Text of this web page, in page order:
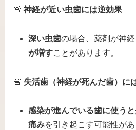
🚨 神経が近い虫歯には逆効果
深い虫歯の場合、薬剤が神
が増すことがあります。
🚨 失活歯（神経が死んだ歯）に
感染が進んでいる歯に使う
痛みを引き起こす可能性があ